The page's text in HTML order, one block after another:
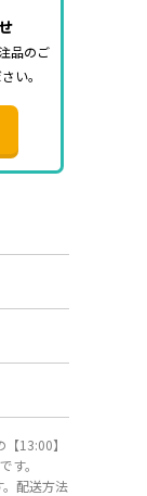
品のご
い。
13:00】
す。
配送方法